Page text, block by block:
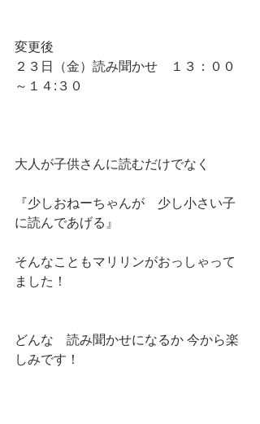
変更後
２３日（金）読み聞かせ　１３：００
～１４:３０
大人が子供さんに読むだけでなく
『少しおねーちゃんが　少し小さい子
に読んであげる』
そんなこともマリリンがおっしゃって
ました！
どんな　読み聞かせになるか 今から楽
しみです！